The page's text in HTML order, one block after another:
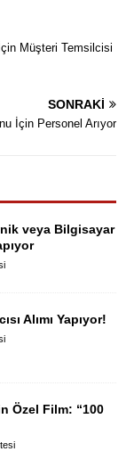
Müşteri Temsilcisi
SONRAKI
İçin Personel Arıyor
veya Bilgisayar
Alımı Yapıyor!
Özel Film: “100